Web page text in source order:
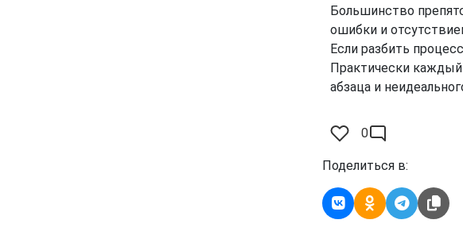
Большинство
ошибки и
Если разбить
Практически каждый
абзаца и
0
Поделиться в: